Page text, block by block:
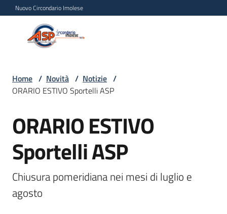
Vai al contenuto
Vai alla navigazione
Vai al footer
Nuovo Circondario Imolese
Persona
Circondario
Chi
siamo
Servizi
Home / Novità / Notizie /
ORARIO ESTIVO Sportelli ASP
Salta al contenuto
ORARIO ESTIVO
Sportelli ASP
Chiusura pomeridiana nei mesi di luglio e
agosto